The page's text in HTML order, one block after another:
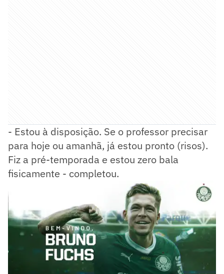
- Estou à disposição. Se o professor precisar
para hoje ou amanhã, já estou pronto (risos).
Fiz a pré-temporada e estou zero bala
fisicamente - completou.